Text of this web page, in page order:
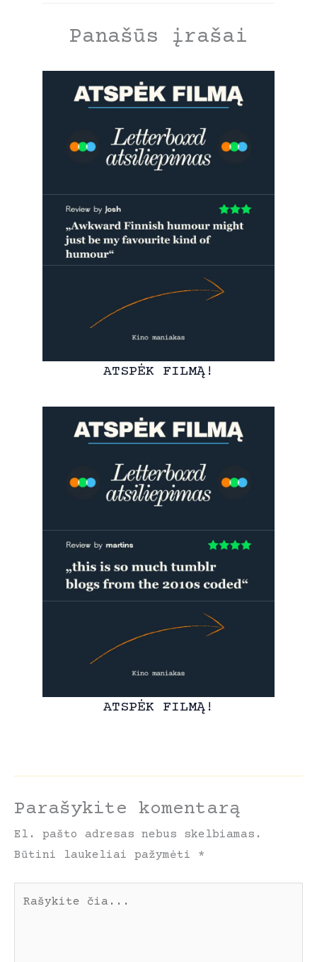
Panašūs įrašai
ATSPĖK FILMĄ!
ATSPĖK FILMĄ!
Parašykite komentarą
El. pašto adresas nebus skelbiamas.
Būtini laukeliai pažymėti *